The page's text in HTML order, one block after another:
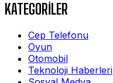
KATEGORİLER
Cep Telefonu
Oyun
Otomobil
Teknoloji Haberleri